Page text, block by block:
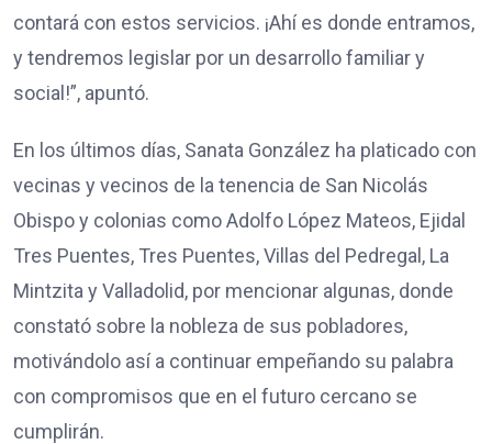
contará con estos servicios. ¡Ahí es donde entramos,
y tendremos legislar por un desarrollo familiar y
social!”, apuntó.
En los últimos días, Sanata González ha platicado con
vecinas y vecinos de la tenencia de San Nicolás
Obispo y colonias como Adolfo López Mateos, Ejidal
Tres Puentes, Tres Puentes, Villas del Pedregal, La
Mintzita y Valladolid, por mencionar algunas, donde
constató sobre la nobleza de sus pobladores,
motivándolo así a continuar empeñando su palabra
con compromisos que en el futuro cercano se
cumplirán.